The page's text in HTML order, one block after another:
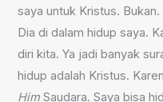
saya untuk Kristus.
Dia di dalam hidup saya.
diri kita. Ya jadi banyak
hidup adalah Kristus.
Him Saudara. Saya bisa